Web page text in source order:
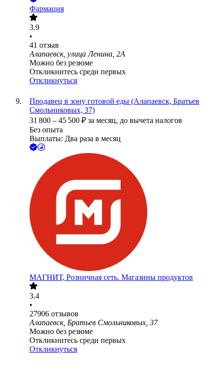
Фармация
3.9
•
41 отзыв
Алапаевск, улица Ленина, 2А
Можно без резюме
Откликнитесь среди первых
Откликнуться
Продавец в зону готовой еды (Алапаевск, Братьев
Смольниковых, 37)
31 800 – 45 500 ₽ за месяц, до вычета налогов
Без опыта
Выплаты: Два раза в месяц
МАГНИТ, Розничная сеть. Магазины продуктов
3.4
•
27906 отзывов
Алапаевск, Братьев Смольниковых, 37
Можно без резюме
Откликнитесь среди первых
Откликнуться